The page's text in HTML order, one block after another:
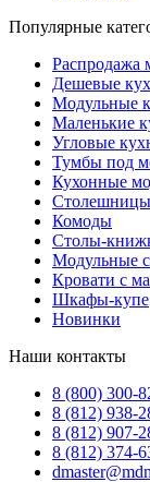
Популярные
Распродажа
Дешевые
Модульные
Маленькие
Угловые
Тумбы под
Кухонные
Столешницы
Комоды
Столы-
Модульные
Кровати с
Шкафы-купе
Новинки
Наши контакты
8 (800) 300-
8 (812) 938-
8 (812) 907-
8 (812) 374-